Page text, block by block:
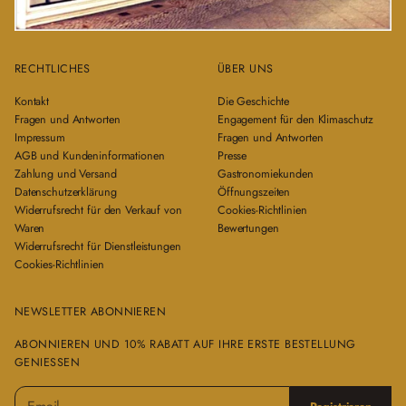
RECHTLICHES
Kontakt
Fragen und Antworten
Impressum
AGB und Kundeninformationen
Zahlung und Versand
Datenschutzerklärung
Widerrufsrecht für den Verkauf von
Waren
Widerrufsrecht für Dienstleistungen
Cookies-Richtlinien
ÜBER UNS
Die Geschichte
Engagement für den Klimaschutz
Fragen und Antworten
Presse
Gastronomiekunden
Öffnungszeiten
Cookies-Richtlinien
Bewertungen
NEWSLETTER ABONNIEREN
ABONNIEREN UND 10% RABATT AUF IHRE ERSTE BESTELLUNG
GENIESSEN
B
E